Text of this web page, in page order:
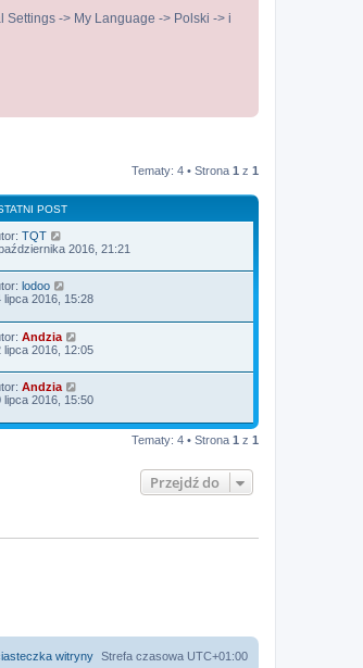
-> My Language -> Polski -> i
Tematy: 4 • Strona 1 z 1
POST
TQT
2016, 21:21
lodoo
lipca 2016, 15:28
Andzia
lipca 2016, 12:05
Andzia
lipca 2016, 15:50
Tematy: 4 • Strona 1 z 1
Przejdź do
Strefa czasowa UTC+01:00
witryny